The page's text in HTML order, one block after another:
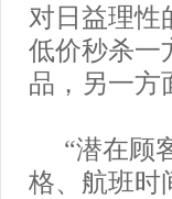
对日益理性
低价秒杀一
品，另一方
“潜在顾
格、航班时